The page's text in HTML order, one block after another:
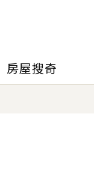
房屋搜奇